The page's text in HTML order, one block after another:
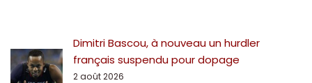
Dimitri Bascou, à nouveau un hurdler
français suspendu pour dopage
2 août 2026